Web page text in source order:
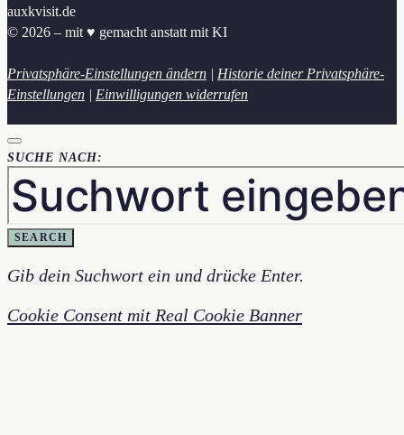
auxkvisit.de
© 2026 – mit ♥︎ gemacht anstatt mit KI
Privatsphäre-Einstellungen ändern | Historie deiner Privatsphäre-
Einstellungen | Einwilligungen widerrufen
SUCHE NACH:
SEARCH
Gib dein Suchwort ein und drücke Enter.
Cookie Consent mit Real Cookie Banner